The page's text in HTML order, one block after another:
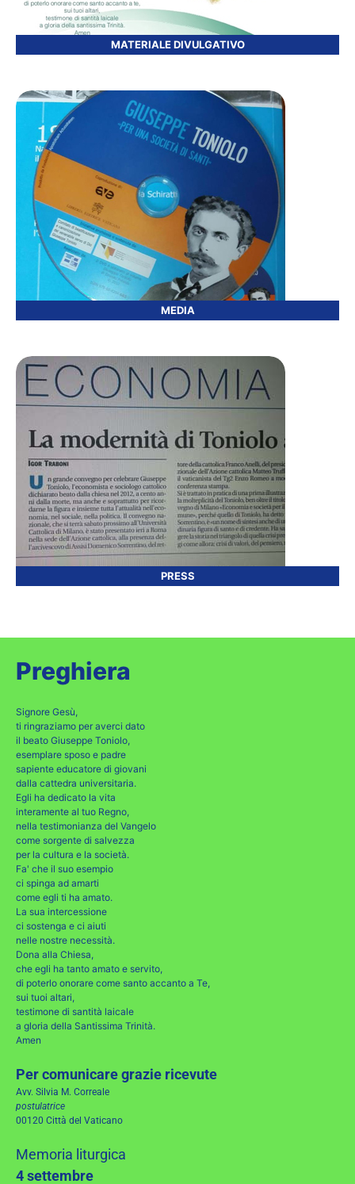
MATERIALE DIVULGATIVO
MEDIA
PRESS
Preghiera
Signore Gesù,
ti ringraziamo per averci dato
il beato Giuseppe Toniolo,
esemplare sposo e padre
sapiente educatore di giovani
dalla cattedra universitaria.
Egli ha dedicato la vita
interamente al tuo Regno,
nella testimonianza del Vangelo
come sorgente di salvezza
per la cultura e la società.
Fa' che il suo esempio
ci spinga ad amarti
come egli ti ha amato.
La sua intercessione
ci sostenga e ci aiuti
nelle nostre necessità.
Dona alla Chiesa,
che egli ha tanto amato e servito,
di poterlo onorare come santo accanto a Te,
sui tuoi altari,
testimone di santità laicale
a gloria della Santissima Trinità.
Amen
Per comunicare grazie ricevute
Avv. Silvia M. Correale
postulatrice
00120 Città del Vaticano
Memoria liturgica
4 settembre